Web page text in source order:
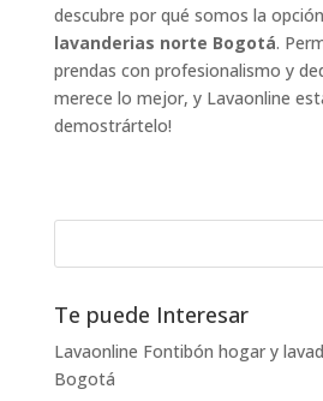
descubre por qué somos la
lavanderias norte Bogotá.
prendas con profesionalismo y
merece lo mejor, y Lavaonline
demostrártelo!
Te puede Interesar
Lavaonline Fontibón hogar y
Bogotá